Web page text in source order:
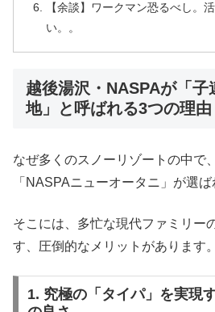
【余談】ワークマン恐るべし。
い。。
越後湯沢・NASPAが「子
地」と呼ばれる3つの理由
なぜ多くのスノーリゾートの中で
「NASPAニューオータニ」が選ば
そこには、多忙な現代ファミリー
す、圧倒的なメリットがあります。
1. 究極の「タイパ」を実現